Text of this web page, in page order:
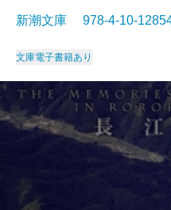
新潮文庫 978-4-10-
文庫電子書籍あり